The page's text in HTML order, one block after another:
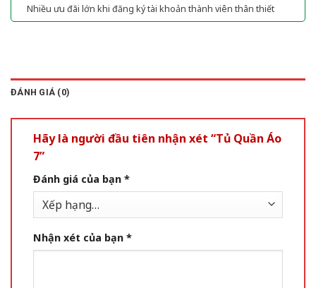
Nhiều ưu đãi lớn khi đăng ký tài khoản thành viên thân thiết
ĐÁNH GIÁ (0)
Hãy là người đầu tiên nhận xét “Tủ Quần Áo
7”
Đánh giá của bạn *
Nhận xét của bạn *